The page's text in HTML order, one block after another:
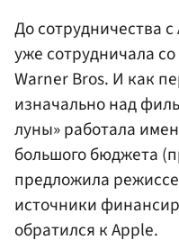
До сотрудничества
уже сотрудничала
Warner Bros. И как
изначально над
луны» работала
большого бюджета
предложила
источники
обратился к Apple.